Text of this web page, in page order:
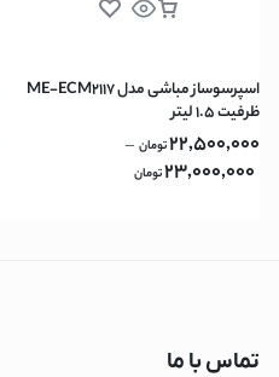
اسپرسوساز مباشی مدل ME-ECM2117
ظرفیت ۱.۵ لیتر
22,500,000تومان –
23,000,000تومان
تماس با ما